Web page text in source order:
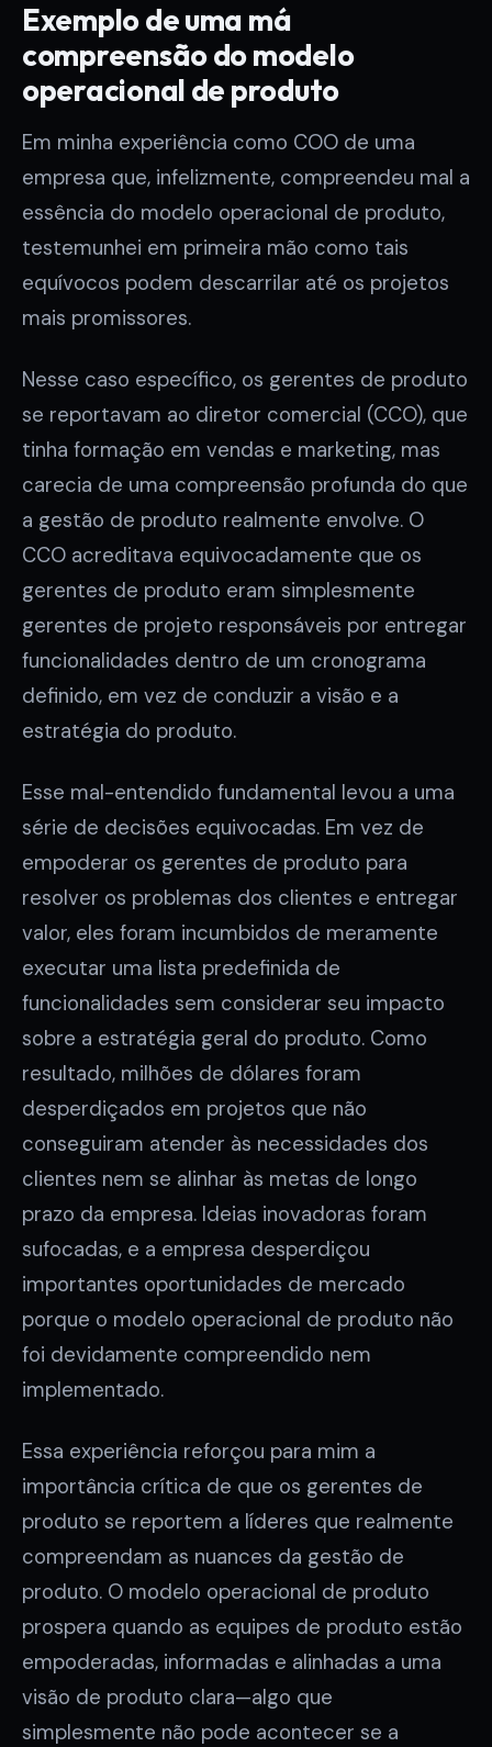
Exemplo de uma má
compreensão do modelo
operacional de produto
Em minha experiência como COO de uma
empresa que, infelizmente, compreendeu mal a
essência do modelo operacional de produto,
testemunhei em primeira mão como tais
equívocos podem descarrilar até os projetos
mais promissores.
Nesse caso específico, os gerentes de produto
se reportavam ao diretor comercial (CCO), que
tinha formação em vendas e marketing, mas
carecia de uma compreensão profunda do que
a gestão de produto realmente envolve. O
CCO acreditava equivocadamente que os
gerentes de produto eram simplesmente
gerentes de projeto responsáveis por entregar
funcionalidades dentro de um cronograma
definido, em vez de conduzir a visão e a
estratégia do produto.
Esse mal-entendido fundamental levou a uma
série de decisões equivocadas. Em vez de
empoderar os gerentes de produto para
resolver os problemas dos clientes e entregar
valor, eles foram incumbidos de meramente
executar uma lista predefinida de
funcionalidades sem considerar seu impacto
sobre a estratégia geral do produto. Como
resultado, milhões de dólares foram
desperdiçados em projetos que não
conseguiram atender às necessidades dos
clientes nem se alinhar às metas de longo
prazo da empresa. Ideias inovadoras foram
sufocadas, e a empresa desperdiçou
importantes oportunidades de mercado
porque o modelo operacional de produto não
foi devidamente compreendido nem
implementado.
Essa experiência reforçou para mim a
importância crítica de que os gerentes de
produto se reportem a líderes que realmente
compreendam as nuances da gestão de
produto. O modelo operacional de produto
prospera quando as equipes de produto estão
empoderadas, informadas e alinhadas a uma
visão de produto clara—algo que
simplesmente não pode acontecer se a